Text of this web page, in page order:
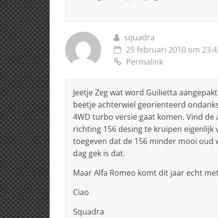
squadra
25 februari 2010 om
Permalink
Jeetje Zeg wat word Guilietta
beetje achterwiel georienteerd
4WD turbo versie gaat komen. Vind
richting 156 desing te kruipen
toegeven dat de 156 minder mooi oud
dag gek is dat.
Maar Alfa Romeo komt dit jaar echt
Ciao
Squadra